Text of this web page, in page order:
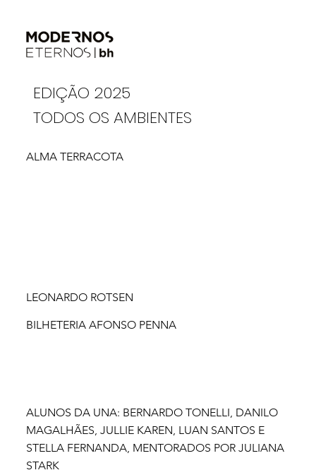
EDIÇÃO 2025
TODOS OS AMBIENTES
ALMA TERRACOTA
LEONARDO ROTSEN
BILHETERIA AFONSO PENNA
ALUNOS DA UNA: BERNARDO TONELLI, DANILO
MAGALHÃES, JULLIE KAREN, LUAN SANTOS E
STELLA FERNANDA, MENTORADOS POR JULIANA
STARK